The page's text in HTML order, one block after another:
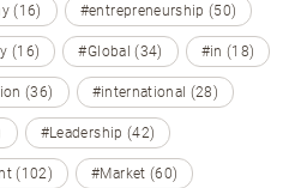
(16) #entrepreneurship (50)
(16) #Global (34) #in (18)
(36) #international (28)
#Leadership (42)
(102) #Market (60)